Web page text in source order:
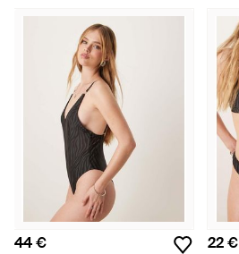
44 € 22 €